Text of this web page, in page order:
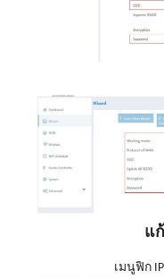
แ
เมนูฟิก